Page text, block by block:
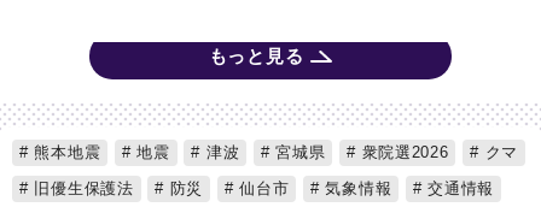
もっと見る
熊本地震 地震 津波 宮城県 衆院選2026
クマ
旧優生保護法
防災 仙台市 気象情報
交通情報